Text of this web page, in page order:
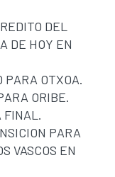
DEL
DE HOY EN
PARA OTXOA.
ORIBE.
FINAL.
PARA
VASCOS EN